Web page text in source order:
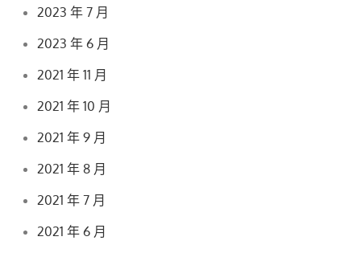
2023 年 7 月
2023 年 6 月
2021 年 11 月
2021 年 10 月
2021 年 9 月
2021 年 8 月
2021 年 7 月
2021 年 6 月